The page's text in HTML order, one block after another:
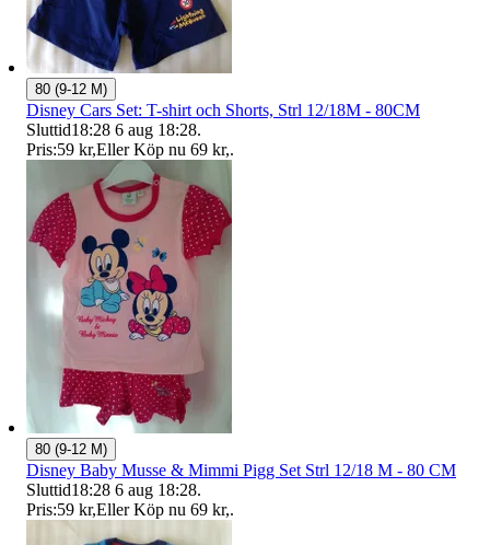
80 (9-12 M)
Disney Cars Set: T-shirt och Shorts, Strl 12/18M - 80CM
Sluttid18:28 6 aug 18:28.
Pris:59 kr,Eller Köp nu 69 kr,.
80 (9-12 M)
Disney Baby Musse & Mimmi Pigg Set Strl 12/18 M - 80 CM
Sluttid18:28 6 aug 18:28.
Pris:59 kr,Eller Köp nu 69 kr,.